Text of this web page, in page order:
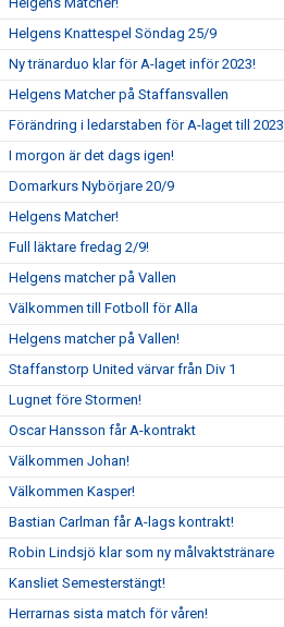
Helgens Knattespel Söndag 25/9
Ny tränarduo klar för A-laget inför 2023!
Helgens Matcher på Staffansvallen
Förändring i ledarstaben för A-laget till 2023
I morgon är det dags igen!
Domarkurs Nybörjare 20/9
Helgens Matcher!
Full läktare fredag 2/9!
Helgens matcher på Vallen
Välkommen till Fotboll för Alla
Helgens matcher på Vallen!
Staffanstorp United värvar från Div 1
Lugnet före Stormen!
Oscar Hansson får A-kontrakt
Välkommen Johan!
Välkommen Kasper!
Bastian Carlman får A-lags kontrakt!
Robin Lindsjö klar som ny målvaktstränare
Kansliet Semesterstängt!
Herrarnas sista match för våren!